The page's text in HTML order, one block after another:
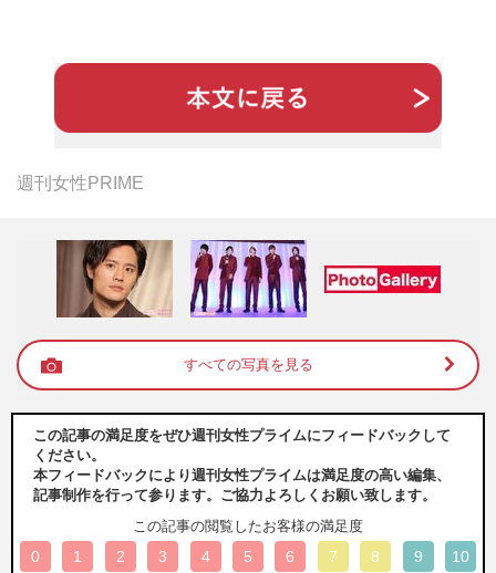
週刊女性PRIME
すべての写真を見る
この記事の満足度をぜひ週刊女性プライムにフィードバックして
ください。
本フィードバックにより週刊女性プライムは満足度の高い編集、
記事制作を行って参ります。ご協力よろしくお願い致します。
この記事の閲覧したお客様の満足度
0 1 2 3 4 5 6 7 8 9 10